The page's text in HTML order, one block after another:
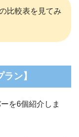
比較表を見てみ
ン】
を6個紹介しま